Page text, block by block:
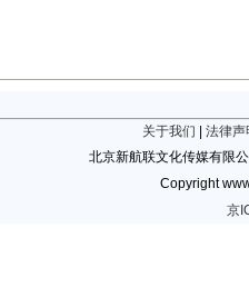
关于我们
法律声
北京新航联文化传媒有限
Copyright
京